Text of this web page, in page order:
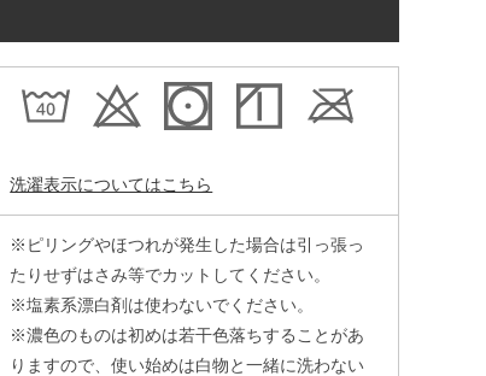
洗濯表示についてはこちら
※ピリングやほつれが発生した場合は引っ張っ
たりせずはさみ等でカットしてください。
※塩素系漂白剤は使わないでください。
※濃色のものは初めは若干色落ちすることがあ
りますので、使い始めは白物と一緒に洗わない